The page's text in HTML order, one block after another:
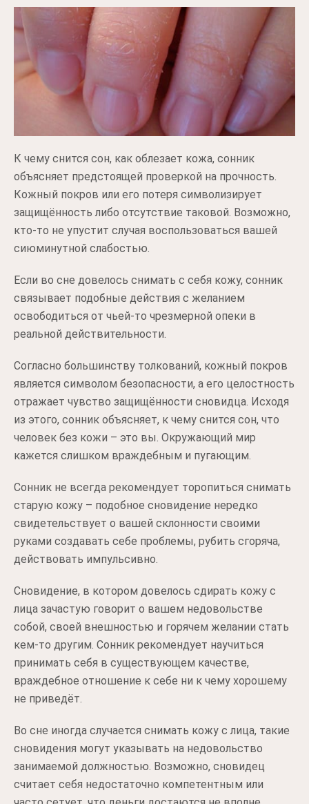
К чему снится сон, как облезает кожа, сонник
объясняет предстоящей проверкой на прочность.
Кожный покров или его потеря символизирует
защищённость либо отсутствие таковой. Возможно,
кто-то не упустит случая воспользоваться вашей
сиюминутной слабостью.
Если во сне довелось снимать с себя кожу, сонник
связывает подобные действия с желанием
освободиться от чьей-то чрезмерной опеки в
реальной действительности.
Согласно большинству толкований, кожный покров
является символом безопасности, а его целостность
отражает чувство защищённости сновидца. Исходя
из этого, сонник объясняет, к чему снится сон, что
человек без кожи – это вы. Окружающий мир
кажется слишком враждебным и пугающим.
Сонник не всегда рекомендует торопиться снимать
старую кожу – подобное сновидение нередко
свидетельствует о вашей склонности своими
руками создавать себе проблемы, рубить сгоряча,
действовать импульсивно.
Сновидение, в котором довелось сдирать кожу с
лица зачастую говорит о вашем недовольстве
собой, своей внешностью и горячем желании стать
кем-то другим. Сонник рекомендует научиться
принимать себя в существующем качестве,
враждебное отношение к себе ни к чему хорошему
не приведёт.
Во сне иногда случается снимать кожу с лица, такие
сновидения могут указывать на недовольство
занимаемой должностью. Возможно, сновидец
считает себя недостаточно компетентным или